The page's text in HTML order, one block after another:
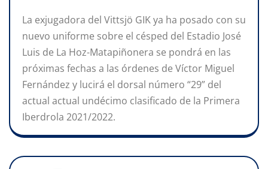
La exjugadora del Vittsjö GIK ya ha posado con su
nuevo uniforme sobre el césped del Estadio José
Luis de La Hoz-Matapiñonera se pondrá en las
próximas fechas a las órdenes de Víctor Miguel
Fernández y lucirá el dorsal número “29” del
actual actual undécimo clasificado de la Primera
Iberdrola 2021/2022.